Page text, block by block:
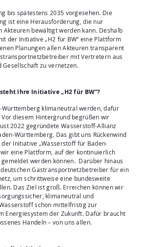
bis spätestens 2035 vorgesehen. Die
ist eine Herausforderung, die nur
Akteuren bewältigt werden kann. Deshalb
der Initiative „H2 für BW“ eine Plattform
Planungen allen Akteuren transparent
mit Vertretern aus
zu vernetzen.
Ihre Initiative „H2 für BW“?
Württemberg klimaneutral werden, dafür
diesem Hintergrund begrüßen wir
2022 gegründete Wasserstoff-Allianz
Württemberg. Das gibt uns Rückenwind
Initiative „Wasserstoff für Baden-
eine Plattform, auf der kontinuierlich
werden können. Darüber hinaus
Gastransportnetzbetreiber für ein
um schrittweise eine bundesweite
Das Ziel ist groß. Erreichen können wir
klimaneutral und
schon mittelfristig zur
Energiesystem der Zukunft. Dafür braucht
Handeln – von uns allen.